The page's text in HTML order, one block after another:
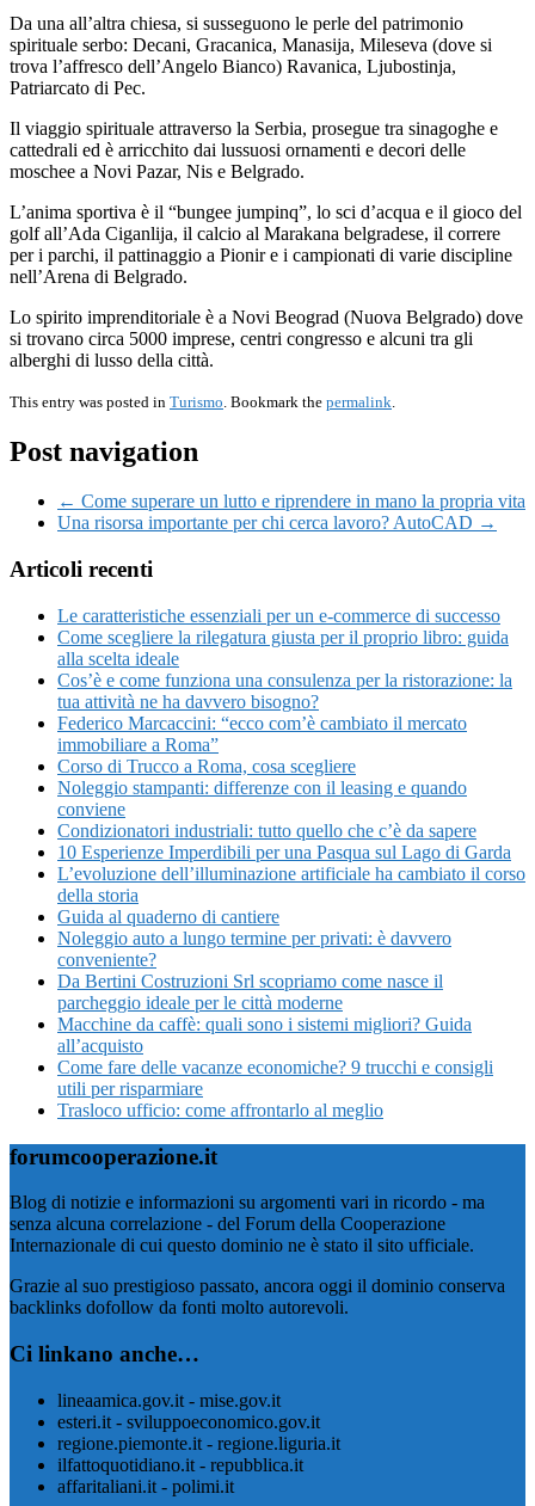
Da una all’altra chiesa, si susseguono le perle del patrimonio
spirituale serbo: Decani, Gracanica, Manasija, Mileseva (dove si
trova l’affresco dell’Angelo Bianco) Ravanica, Ljubostinja,
Patriarcato di Pec.
Il viaggio spirituale attraverso la Serbia, prosegue tra sinagoghe e
cattedrali ed è arricchito dai lussuosi ornamenti e decori delle
moschee a Novi Pazar, Nis e Belgrado.
L’anima sportiva è il “bungee jumpinq”, lo sci d’acqua e il gioco del
golf all’Ada Ciganlija, il calcio al Marakana belgradese, il correre
per i parchi, il pattinaggio a Pionir e i campionati di varie discipline
nell’Arena di Belgrado.
Lo spirito imprenditoriale è a Novi Beograd (Nuova Belgrado) dove
si trovano circa 5000 imprese, centri congresso e alcuni tra gli
alberghi di lusso della città.
This entry was posted in Turismo . Bookmark the permalink
Post navigation
← Come superare un lutto e riprendere in mano la propria vita
Una risorsa importante per chi cerca lavoro? AutoCAD →
Articoli recenti
Le caratteristiche essenziali per un e-commerce di successo
Come scegliere la rilegatura giusta per il proprio libro: guida
alla scelta ideale
Cos’è e come funziona una consulenza per la ristorazione: la
tua attività ne ha davvero bisogno?
Federico Marcaccini: “ecco com’è cambiato il mercato
immobiliare a Roma”
Corso di Trucco a Roma, cosa scegliere
Noleggio stampanti: differenze con il leasing e quando
conviene
Condizionatori industriali: tutto quello che c’è da sapere
10 Esperienze Imperdibili per una Pasqua sul Lago di Garda
L’evoluzione dell’illuminazione artificiale ha cambiato il corso
della storia
Guida al quaderno di cantiere
Noleggio auto a lungo termine per privati: è davvero
conveniente?
Da Bertini Costruzioni Srl scopriamo come nasce il
parcheggio ideale per le città moderne
Macchine da caffè: quali sono i sistemi migliori? Guida
all’acquisto
Come fare delle vacanze economiche? 9 trucchi e consigli
utili per risparmiare
Trasloco ufficio: come affrontarlo al meglio
forumcooperazione.it
Blog di notizie e informazioni su argomenti vari in ricordo - ma
senza alcuna correlazione - del Forum della Cooperazione
Internazionale di cui questo dominio ne è stato il sito ufficiale.
Grazie al suo prestigioso passato, ancora oggi il dominio conserva
backlinks dofollow da fonti molto autorevoli.
Ci linkano anche…
lineaamica.gov.it - mise.gov.it
esteri.it - sviluppoeconomico.gov.it
regione.piemonte.it - regione.liguria.it
ilfattoquotidiano.it - repubblica.it
affaritaliani.it - polimi.it